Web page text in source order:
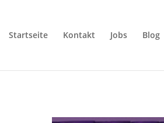
Startseite Kontakt Jobs Blog